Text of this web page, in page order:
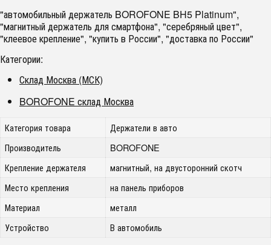
"автомобильный держатель BOROFONE BH5 Platinum",
"магнитный держатель для смартфона", "серебряный цвет",
"клеевое крепление", "купить в России", "доставка по России"
Категории:
Склад Москва (МСК)
BOROFONE склад Москва
Категория товара
Держатели в авто
Производитель
BOROFONE
Крепление держателя
магнитный, на двусторонний скотч
Место крепления
на панель приборов
Материал
металл
Устройство
В автомобиль